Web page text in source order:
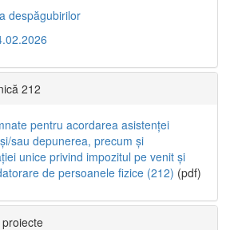
despăgubirilor
212
pentru acordarea asistenței
sau depunerea, precum și
unice privind impozitul pe venit și
de persoanele fizice (212) (pdf)